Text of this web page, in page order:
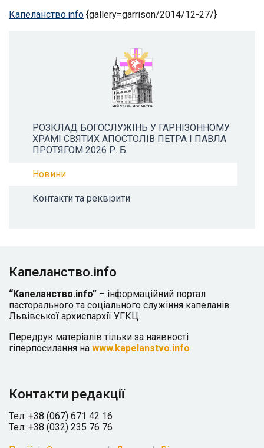
Капеланство.info {gallery=garrison/2014/12-27/}
РОЗКЛАД БОГОСЛУЖІНЬ У ГАРНІЗОННОМУ
ХРАМІ СВЯТИХ АПОСТОЛІВ ПЕТРА І ПАВЛА
ПРОТЯГОМ 2026 Р. Б.
Новини
Контакти та реквізити
Капеланство.info
“Капеланство.info” – інформаційний портал
пасторального та соціального служіння капеланів
Львівської архиєпархії УГКЦ.
Передрук матеріалів тільки за наявності
гіперпосилання на www.kapelanstvo.info
Контакти редакції
Тел: +38 (067) 671 42 16
Тел: +38 (032) 235 76 76